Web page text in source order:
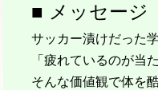
■ メッセージ
サッカー漬けだった
「疲れているのが当
そんな価値観で体を